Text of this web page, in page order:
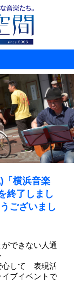
「横浜音楽
終了しまし
ございまし
できない人通
心して 表現活
ブイベントで